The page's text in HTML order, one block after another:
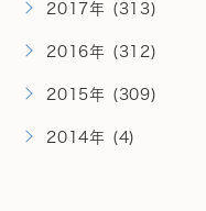
2017年 (313)
2016年 (312)
2015年 (309)
2014年 (4)